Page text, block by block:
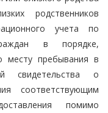
родственников
учета по
в порядке,
месту пребывания в
свидетельства о
соответствующим
помимо